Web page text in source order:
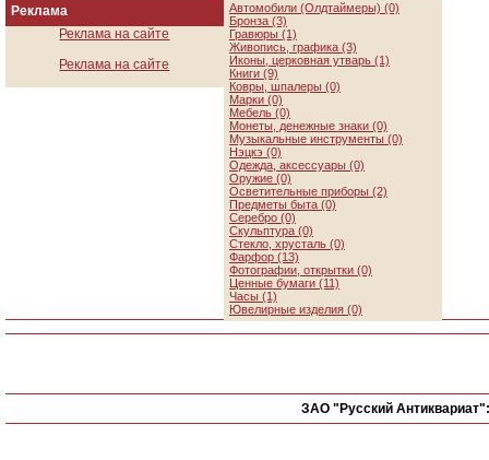
Реклама
Реклама на сайте
Реклама на сайте
Автомобили (Олдтаймеры) (0)
Бронза (3)
Гравюры (1)
Живопись, графика (3)
Иконы, церковная утварь (1)
Книги (9)
Ковры, шпалеры (0)
Марки (0)
Мебель (0)
Монеты, денежные знаки (0)
Музыкальные инструменты (0)
Нэцкэ (0)
Одежда, аксессуары (0)
Оружие (0)
Осветительные приборы (2)
Предметы быта (0)
Серебро (0)
Скульптура (0)
Стекло, хрусталь (0)
Фарфор (13)
Фотографии, открытки (0)
Ценные бумаги (11)
Часы (1)
Ювелирные изделия (0)
ЗАО "Русский Антиквариат":